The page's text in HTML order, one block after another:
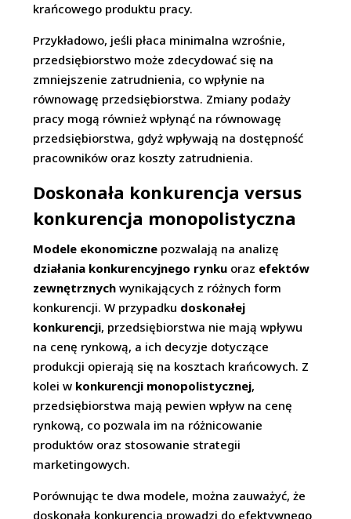
krańcowego produktu pracy.
Przykładowo, jeśli płaca minimalna wzrośnie,
przedsiębiorstwo może zdecydować się na
zmniejszenie zatrudnienia, co wpłynie na
równowagę przedsiębiorstwa. Zmiany podaży
pracy mogą również wpłynąć na równowagę
przedsiębiorstwa, gdyż wpływają na dostępność
pracowników oraz koszty zatrudnienia.
Doskonała konkurencja versus
konkurencja monopolistyczna
Modele ekonomiczne pozwalają na analizę
działania konkurencyjnego rynku oraz efektów
zewnętrznych wynikających z różnych form
konkurencji. W przypadku doskonałej
konkurencji, przedsiębiorstwa nie mają wpływu
na cenę rynkową, a ich decyzje dotyczące
produkcji opierają się na kosztach krańcowych. Z
kolei w konkurencji monopolistycznej,
przedsiębiorstwa mają pewien wpływ na cenę
rynkową, co pozwala im na różnicowanie
produktów oraz stosowanie strategii
marketingowych.
Porównując te dwa modele, można zauważyć, że
doskonała konkurencja prowadzi do efektywnego